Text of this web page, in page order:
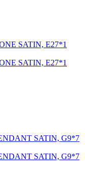
SATIN, Е27*1
SATIN, Е27*1
SATIN, G9*7
SATIN, G9*7